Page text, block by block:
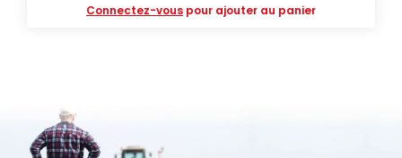
Connectez-vous pour ajouter au panier